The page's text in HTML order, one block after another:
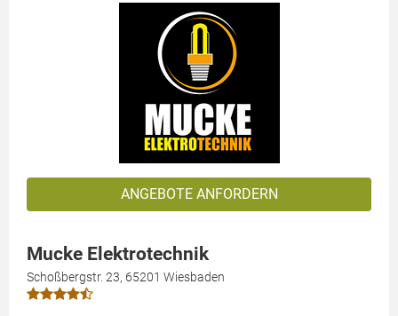
ANGEBOTE ANFORDERN
Mucke Elektrotechnik
Schoßbergstr. 23, 65201 Wiesbaden